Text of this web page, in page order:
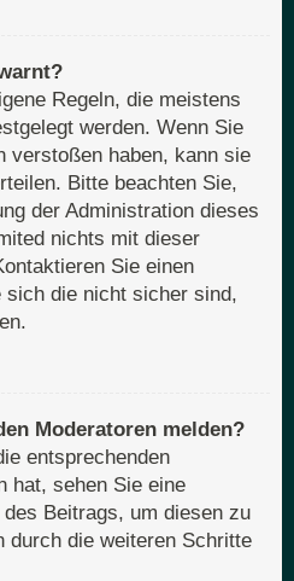
Regeln, die meistens
werden. Wenn Sie
verstoßen haben, kann sie
Bitte beachten Sie,
der Administration dieses
nichts mit dieser
Sie einen
die nicht sicher sind,
Moderatoren melden?
entsprechenden
hat, sehen Sie eine
Beitrags, um diesen zu
durch die weiteren Schritte